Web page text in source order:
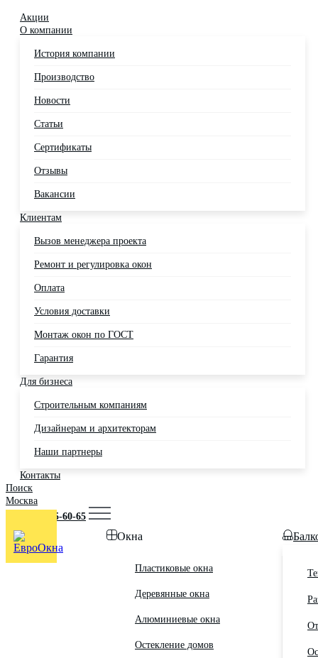
Акции
О компании
История компании
Производство
Новости
Статьи
Сертификаты
Отзывы
Вакансии
Клиентам
Вызов менеджера проекта
Ремонт и регулировка окон
Оплата
Условия доставки
Монтаж окон по ГОСТ
Гарантия
Для бизнеса
Строительным компаниям
Дизайнерам и архитекторам
Наши партнеры
Контакты
Поиск
Москва
+7 (495) 725-60-65
Окна
Пластиковые окна
Деревянные окна
Алюминиевые окна
Остекление домов